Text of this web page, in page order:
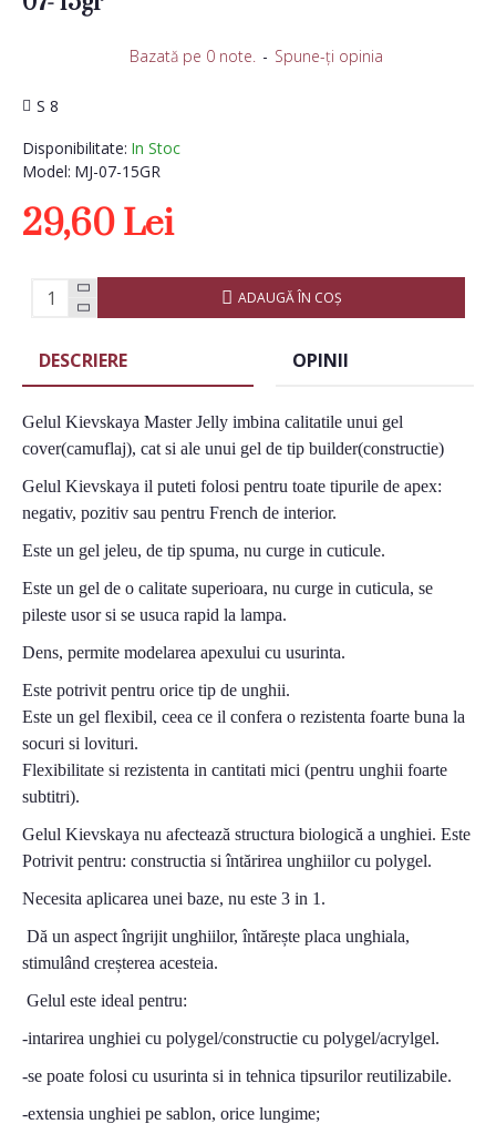
Disponibilitate: In Stoc
Model: MJ-07-15GR
S 8
Bazată pe 0 note. - Spune-ţi opinia
29,60 Lei
ADAUGĂ ÎN COŞ
DESCRIERE OPINII
Gelul Kievskaya Master Jelly imbina calitatile unui gel
cover(camuflaj), cat si ale unui gel de tip builder(constructie)
Gelul Kievskaya il puteti folosi pentru toate tipurile de apex:
negativ, pozitiv sau pentru French de interior.
Este un gel jeleu, de tip spuma, nu curge in cuticule.
Este un gel de o calitate superioara, nu curge in cuticula, se
pileste usor si se usuca rapid la lampa.
Dens, permite modelarea apexului cu usurinta.
Este potrivit pentru orice tip de unghii.
Este un gel flexibil, ceea ce il confera o rezistenta foarte buna la
socuri si lovituri.
Flexibilitate si rezistenta in cantitati mici (pentru unghii foarte
subtitri).
Gelul Kievskaya nu afectează structura biologică a unghiei. Este
Potrivit pentru: constructia si întărirea unghiilor cu polygel.
Necesita aplicarea unei baze, nu este 3 in 1.
Dă un aspect îngrijit unghiilor, întărește placa unghiala,
stimulând creșterea acesteia.
Gelul este ideal pentru:
-intarirea unghiei cu polygel/constructie cu polygel/acrylgel.
-se poate folosi cu usurinta si in tehnica tipsurilor reutilizabile.
-extensia unghiei pe sablon, orice lungime;